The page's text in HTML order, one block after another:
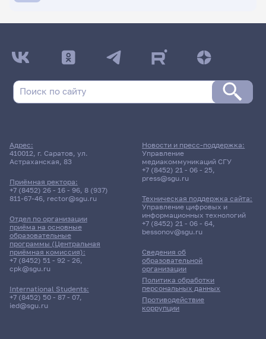
ДАТА ПОСЛЕДНЕГО ОБНОВЛЕНИЯ:
12.02.2026
Васильевна
Экзамен
Иностранный язык в
профессиональной сфере
154гр., ИФиЖ
11 корпус, 227 комната
Адрес:
410012, г. Саратов, ул.
Астраханская, 83
Приёмная ректора:
+7 (8452) 26 - 16 - 96, 8 (937)
811-67-46, rector@sgu.ru
Отдел по организации
приёма на основные
образовательные
программы (Центральная
приёмная комиссия):
+7 (8452) 51 - 92 - 26,
cpk@sgu.ru
International Students:
+7 (8452) 50 - 87 - 07,
ied@sgu.ru
Сведения об
образовательной
организации
Политика обработки
персональных данных
Противодействие
коррупции
Новости и пресс-поддержка:
Управление
медиакоммуникаций СГУ
+7 (8452) 21 - 06 - 25,
press@sgu.ru
Техническая поддержка сайта:
Управление цифровых и
информационных технологий
+7 (8452) 21 - 06 - 64,
bessonov@sgu.ru